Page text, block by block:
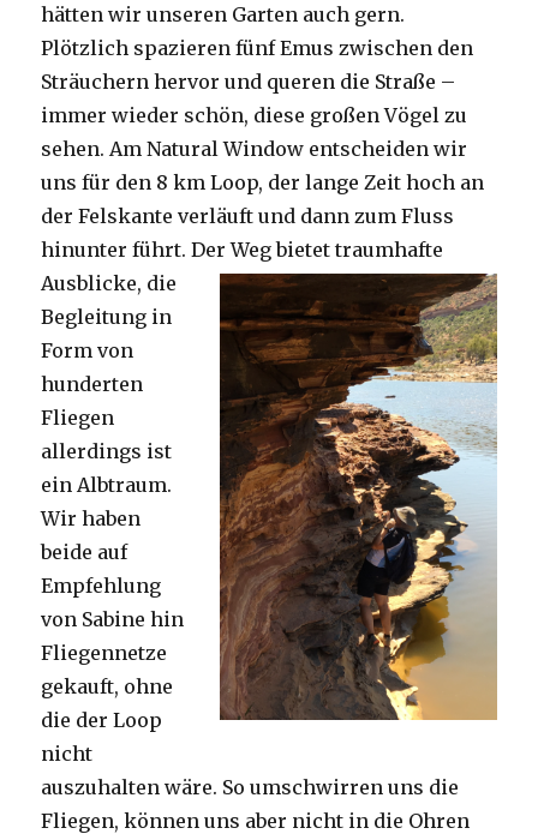
hätten wir unseren Garten auch gern.
Plötzlich spazieren fünf Emus zwischen den
Sträuchern hervor und queren die Straße –
immer wieder schön, diese großen Vögel zu
sehen. Am Natural Window entscheiden wir
uns für den 8 km Loop, der lange Zeit hoch an
der Felskante verläuft und dann zum Fluss
hinunter führt. Der Weg bietet traumhafte
Ausblicke, die
Begleitung in
Form von
hunderten
Fliegen
allerdings ist
ein Albtraum.
Wir haben
beide auf
Empfehlung
von Sabine hin
Fliegennetze
gekauft, ohne
die der Loop
nicht
auszuhalten wäre. So umschwirren uns die
Fliegen, können uns aber nicht in die Ohren